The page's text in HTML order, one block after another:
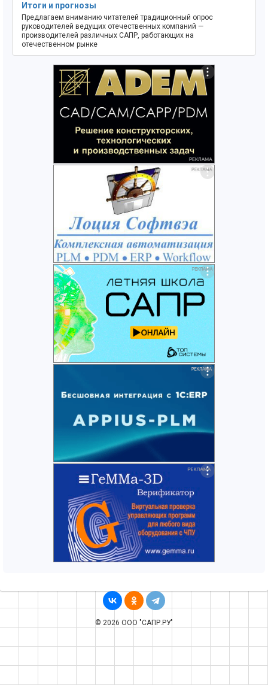
Итоги и прогнозы
Предлагаем вниманию читателей традиционный опрос
руководителей ведущих отечественных компаний —
производителей различных САПР, работающих на
отечественном рынке
© 2026 ООО "САПР.РУ"